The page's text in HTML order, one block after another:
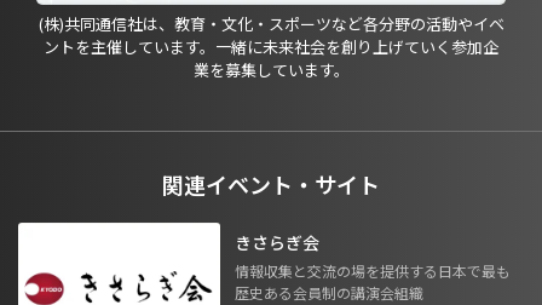
(株)共同通信社は、教育・文化・スポーツなど各分野の活動やイベ
ントを主催しています。一緒に未来社会を創り上げていく参加企
業を募集しています。
関連イベント・サイト
きさらぎ会
情報収集と交流の場を提供する日本で最も
歴史ある会員制の講演会組織